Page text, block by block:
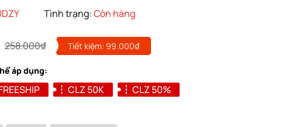
Tình trạng:Còn hàng
258.000₫ Tiết kiệm: 99.000₫
áp dụng:
CLZ 50K CLZ 50%